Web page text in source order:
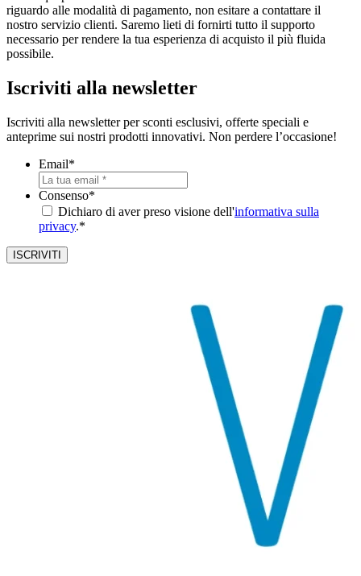
riguardo alle modalità di pagamento, non esitare a contattare il
nostro servizio clienti. Saremo lieti di fornirti tutto il supporto
necessario per rendere la tua esperienza di acquisto il più fluida
possibile.
Iscriviti alla newsletter
Iscriviti alla newsletter per sconti esclusivi, offerte speciali e
anteprime sui nostri prodotti innovativi. Non perdere l’occasione!
Email*
Consenso*
Dichiaro di aver preso visione dell'informativa sulla
privacy.*
ISCRIVITI